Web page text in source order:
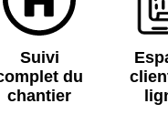
Suivi
du
chantier